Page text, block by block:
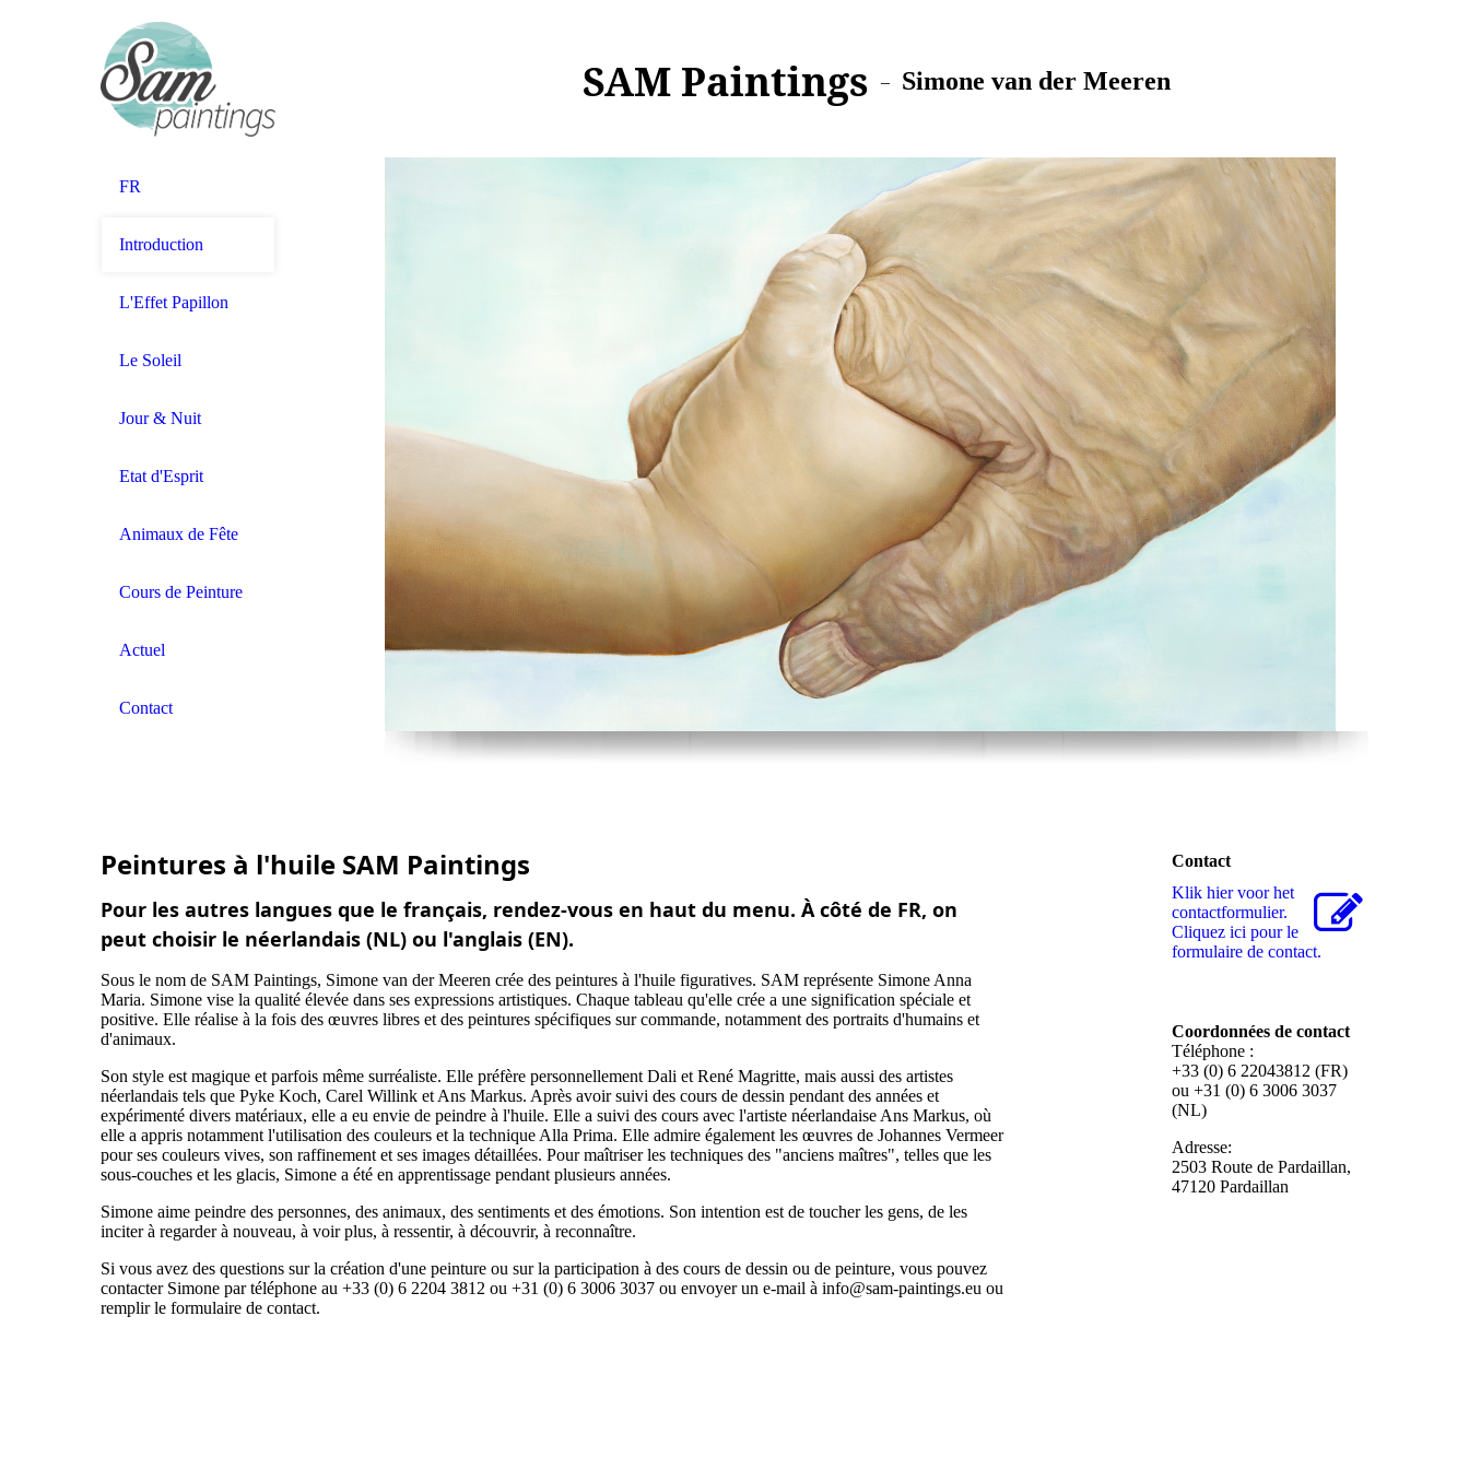
SAM Paintings – Simone van der Meeren
FR
Introduction
L'Effet Papillon
Le Soleil
Jour & Nuit
Etat d'Esprit
Animaux de Fête
Cours de Peinture
Actuel
Contact
Peintures à l'huile SAM Paintings
Pour les autres langues que le français, rendez-vous en haut du menu. À côté de FR, on
peut choisir le néerlandais (NL) ou l'anglais (EN).
Sous le nom de SAM Paintings, Simone van der Meeren crée des peintures à l'huile figuratives. SAM représente Simone Anna
Maria. Simone vise la qualité élevée dans ses expressions artistiques. Chaque tableau qu'elle crée a une signification spéciale et
positive. Elle réalise à la fois des œuvres libres et des peintures spécifiques sur commande, notamment des portraits d'humains et
d'animaux.
Son style est magique et parfois même surréaliste. Elle préfère personnellement Dali et René Magritte, mais aussi des artistes
néerlandais tels que Pyke Koch, Carel Willink et Ans Markus. Après avoir suivi des cours de dessin pendant des années et
expérimenté divers matériaux, elle a eu envie de peindre à l'huile. Elle a suivi des cours avec l'artiste néerlandaise Ans Markus, où
elle a appris notamment l'utilisation des couleurs et la technique Alla Prima. Elle admire également les œuvres de Johannes Vermeer
pour ses couleurs vives, son raffinement et ses images détaillées. Pour maîtriser les techniques des "anciens maîtres", telles que les
sous-couches et les glacis, Simone a été en apprentissage pendant plusieurs années.
Simone aime peindre des personnes, des animaux, des sentiments et des émotions. Son intention est de toucher les gens, de les
inciter à regarder à nouveau, à voir plus, à ressentir, à découvrir, à reconnaître.
Si vous avez des questions sur la création d'une peinture ou sur la participation à des cours de dessin ou de peinture, vous pouvez
contacter Simone par téléphone au +33 (0) 6 2204 3812 ou +31 (0) 6 3006 3037 ou envoyer un e-mail à info@sam-paintings.eu ou
remplir le formulaire de contact.
Contact
Klik hier voor het
contactformulier.
Cliquez ici pour le
formulaire de contact.
Coordonnées de contact
Téléphone :
+33 (0) 6 22043812 (FR)
ou +31 (0) 6 3006 3037
(NL)
Adresse:
2503 Route de Pardaillan,
47120 Pardaillan